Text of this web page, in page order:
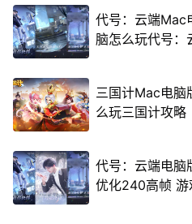
代号：云端Mac
脑怎么玩代号：
三国计Mac电脑
么玩三国计攻略
代号：云端电脑
优化240高帧 游